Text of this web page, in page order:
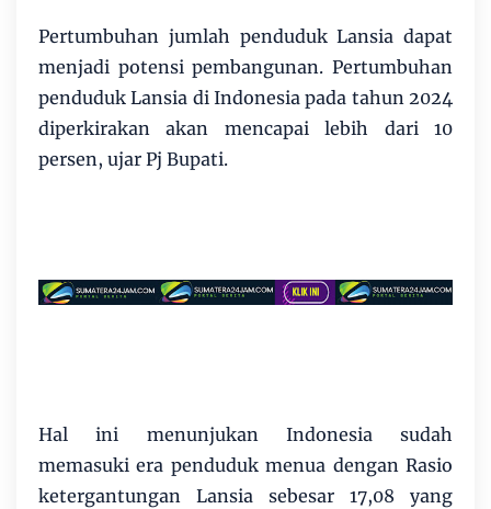
Pertumbuhan jumlah penduduk Lansia dapat
menjadi potensi pembangunan. Pertumbuhan
penduduk Lansia di Indonesia pada tahun 2024
diperkirakan akan mencapai lebih dari 10
persen, ujar Pj Bupati.
Hal ini menunjukan Indonesia sudah
memasuki era penduduk menua dengan Rasio
ketergantungan Lansia sebesar 17,08 yang